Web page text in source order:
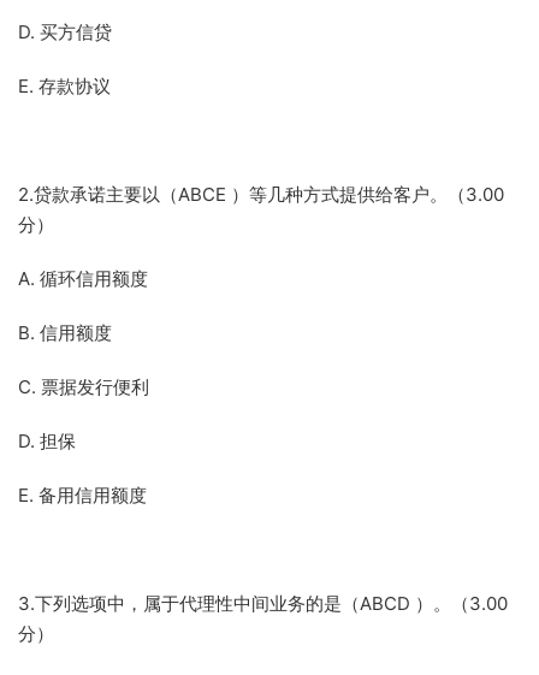
D. 买方信贷
E. 存款协议
2.贷款承诺主要以（ABCE ）等几种方式提供给客户。（3.00
分）
A. 循环信用额度
B. 信用额度
C. 票据发行便利
D. 担保
E. 备用信用额度
3.下列选项中，属于代理性中间业务的是（ABCD ）。（3.00
分）